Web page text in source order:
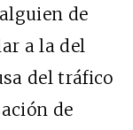
de
a la del
del tráfico
de